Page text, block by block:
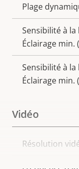
Plage
Sensibilité à
Éclairage min.
Sensibilité à
Éclairage min.
Vidéo
Description
Résolution